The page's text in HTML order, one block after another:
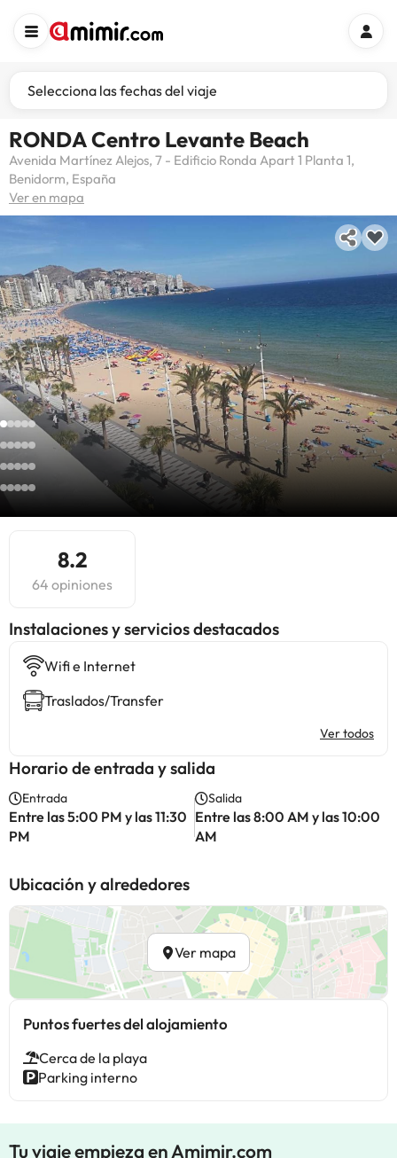
Selecciona las fechas del viaje
RONDA Centro Levante Beach
Avenida Martínez Alejos, 7 - Edificio Ronda Apart 1 Planta 1,
Benidorm, España
Ver en mapa
8.2
64 opiniones
Instalaciones y servicios destacados
Wifi e Internet
Traslados/Transfer
Ver todos
Horario de entrada y salida
Entrada
Entre las 5:00 PM y las 11:30
PM
Salida
Entre las 8:00 AM y las 10:00
AM
Ubicación y alrededores
Ver mapa
Puntos fuertes del alojamiento
Cerca de la playa
Parking interno
Tu viaje empieza en Amimir.com